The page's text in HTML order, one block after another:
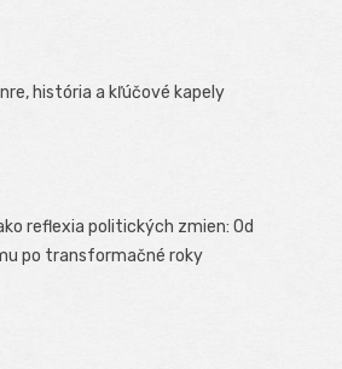
história a kľúčové kapely
reflexia politických zmien: Od
po transformačné roky